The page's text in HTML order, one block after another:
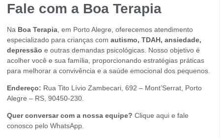
Fale com a Boa Terapia
Na Boa Terapia , em Porto Alegre, oferecemos atendimento
especializado para crianças com autismo, TDAH, ansiedade,
depressão e outras demandas psicológicas. Nosso objetivo é
acolher você e sua família, proporcionando estratégias práticas
para melhorar a convivência e a saúde emocional dos pequenos.
Endereço: Rua Tito Lívio Zambecari, 692 – Mont’Serrat, Porto
Alegre – RS, 90450-230.
Quer conversar com a nossa equipe? Clique aqui e fale
conosco pelo WhatsApp.